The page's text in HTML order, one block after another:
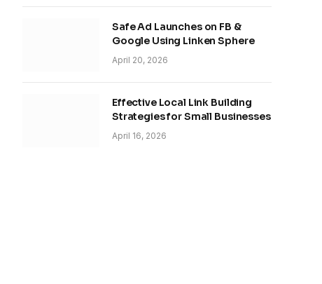
Safe Ad Launches on FB &
Google Using Linken Sphere
April 20, 2026
Effective Local Link Building
Strategies for Small Businesses
April 16, 2026